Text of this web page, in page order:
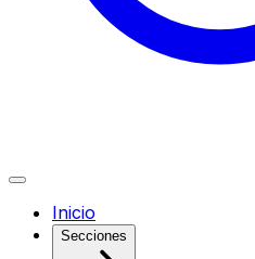
Inicio
Secciones